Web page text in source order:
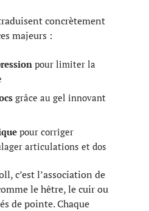
concrètement
majeurs :
pour limiter la
grâce au gel innovant
pour corriger
articulations et dos
c’est l’association de
le hêtre, le cuir ou
de pointe. Chaque